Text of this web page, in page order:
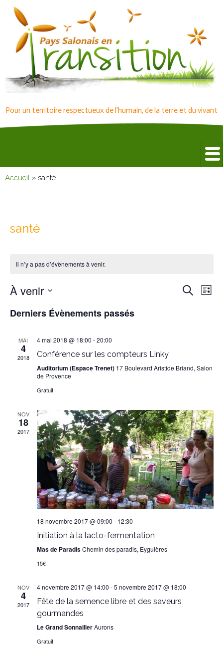
Pour un territoire respectueux de l'humain, de la terre et du vivant
Accueil » santé
santé
Il n’y a pas d’évènements à venir.
Recherche
de
Liste
À venir
une
Derniers Évènements passés
MAI
4
2018
4 mai 2018 @ 18:00 -20:00
Conférence sur les compteurs Linky
Auditorium (Espace Trenet) 17 Boulevard Aristide Briand, Salon
de Provence
Gratuit
NOV
18
2017
18 novembre 2017 @ 09:00 - 12:30
Initiation à la lacto-fermentation
Mas de ParadisChemin des paradis, Eyguières
15€
NOV
4
2017
4 novembre 2017 @ 14:00 -5 novembre 2017 @ 18:00
Fête de la semence libre et des saveurs
gourmandes
Le Grand SonnaillerAurons
Gratuit